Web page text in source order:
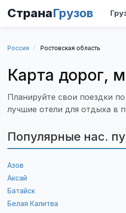
СтранаГрузов
Россия Ростовская область
Карта дорог,
Планируйте свои поездки
лучшие отели для отдыха в
Популярные нас.
Азов
Аксай
Батайск
Белая Калитва